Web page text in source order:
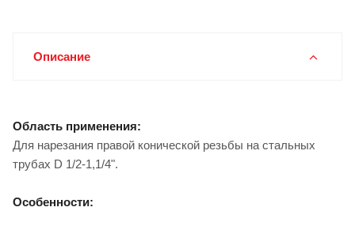
Описание
Область применения:
Для нарезания правой конической резьбы на стальных
трубах D 1/2-1,1/4".
Особенности: